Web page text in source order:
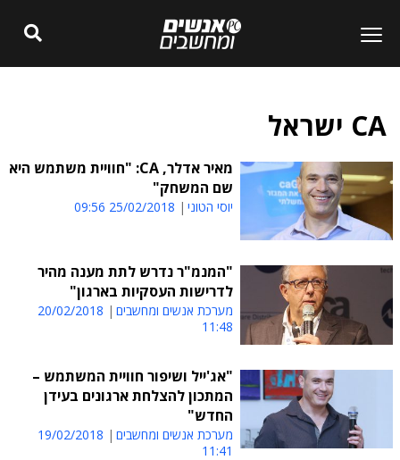
CA ישראל
מאיר אדלר, CA: "חוויית משתמש היא
שם המשחק"
יוסי הטוני 25/02/2018 09:56
"המנמ"ר נדרש לתת מענה מהיר
לדרישות העסקיות בארגון"
מערכת אנשים ומחשבים
20/02/2018
11:48
"אג'ייל ושיפור חוויית המשתמש –
המתכון להצלחת ארגונים בעידן
החדש"
מערכת אנשים ומחשבים
19/02/2018
11:41